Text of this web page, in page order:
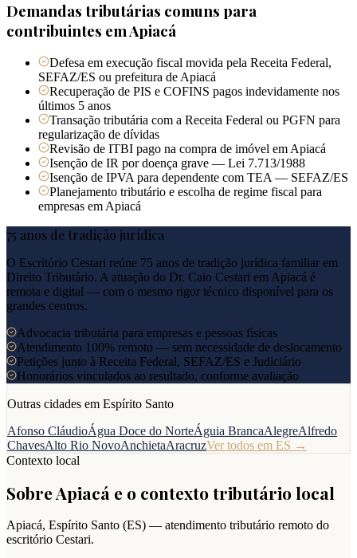
Demandas tributárias comuns para
contribuintes emApiacá
Defesa em execução fiscal movida pela Receita Federal,
SEFAZ/ES ou prefeitura de Apiacá
Recuperação de PIS e COFINS pagos indevidamente nos
últimos 5 anos
Transação tributária com a Receita Federal ou PGFN para
regularização de dívidas
Revisão de ITBI pago na compra de imóvel em Apiacá
Isenção de IR por doença grave — Lei 7.713/1988
Isenção de IPVA para dependente com TEA — SEFAZ/ES
Planejamento tributário e escolha de regime fiscal para
empresas em Apiacá
75 anos de tradição jurídica
O Escritório Cestari reúne 75 anos de tradição jurídica familiar em
Direito Tributário. A atuação do Dr. Caio Cestari em Apiacá é
remota e digital — com o mesmo rigor técnico disponível para os
grandes centros.
Advocacia tributária para empresas e pessoas físicas
Atendimento 100% remoto — sem necessidade de deslocamento
Petições junto à Receita Federal, SEFAZ/ES e Judiciário
Honorários vinculados ao resultado, conforme avaliação
Outras cidades em Espírito Santo
Afonso CláudioÁgua Doce do NorteÁguia BrancaAlegreAlfredo
ChavesAlto Rio NovoAnchietaAracruzVer todos em ES →
Contexto local
SobreApiacá e o contexto tributário local
Apiacá, Espírito Santo (ES) — atendimento tributário remoto do
escritório Cestari.